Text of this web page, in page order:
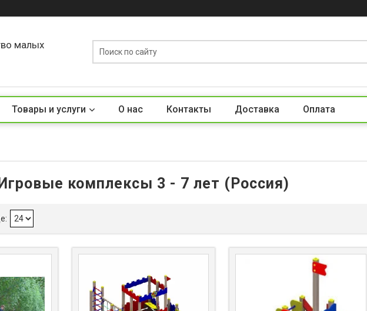
малых
Товары и услуги О нас Контакты Доставка Оплата
Игровые комплексы 3 - 7 лет (Россия)